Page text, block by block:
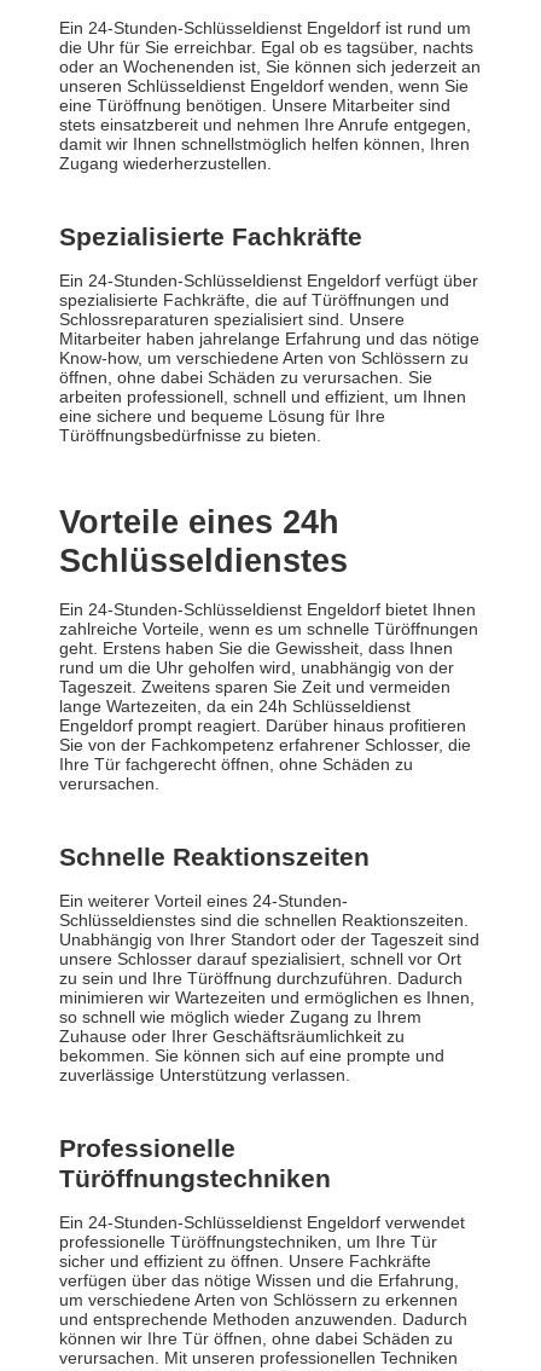
Ein 24-Stunden-Schlüsseldienst Engeldorf ist rund um
die Uhr für Sie erreichbar. Egal ob es tagsüber, nachts
oder an Wochenenden ist, Sie können sich jederzeit an
unseren Schlüsseldienst Engeldorf wenden, wenn Sie
eine Türöffnung benötigen. Unsere Mitarbeiter sind
stets einsatzbereit und nehmen Ihre Anrufe entgegen,
damit wir Ihnen schnellstmöglich helfen können, Ihren
Zugang wiederherzustellen.
Spezialisierte Fachkräfte
Ein 24-Stunden-Schlüsseldienst Engeldorf verfügt über
spezialisierte Fachkräfte, die auf Türöffnungen und
Schlossreparaturen spezialisiert sind. Unsere
Mitarbeiter haben jahrelange Erfahrung und das nötige
Know-how, um verschiedene Arten von Schlössern zu
öffnen, ohne dabei Schäden zu verursachen. Sie
arbeiten professionell, schnell und effizient, um Ihnen
eine sichere und bequeme Lösung für Ihre
Türöffnungsbedürfnisse zu bieten.
Vorteile eines 24h
Schlüsseldienstes
Ein 24-Stunden-Schlüsseldienst Engeldorf bietet Ihnen
zahlreiche Vorteile, wenn es um schnelle Türöffnungen
geht. Erstens haben Sie die Gewissheit, dass Ihnen
rund um die Uhr geholfen wird, unabhängig von der
Tageszeit. Zweitens sparen Sie Zeit und vermeiden
lange Wartezeiten, da ein 24h Schlüsseldienst
Engeldorf prompt reagiert. Darüber hinaus profitieren
Sie von der Fachkompetenz erfahrener Schlosser, die
Ihre Tür fachgerecht öffnen, ohne Schäden zu
verursachen.
Schnelle Reaktionszeiten
Ein weiterer Vorteil eines 24-Stunden-
Schlüsseldienstes sind die schnellen Reaktionszeiten.
Unabhängig von Ihrer Standort oder der Tageszeit sind
unsere Schlosser darauf spezialisiert, schnell vor Ort
zu sein und Ihre Türöffnung durchzuführen. Dadurch
minimieren wir Wartezeiten und ermöglichen es Ihnen,
so schnell wie möglich wieder Zugang zu Ihrem
Zuhause oder Ihrer Geschäftsräumlichkeit zu
bekommen. Sie können sich auf eine prompte und
zuverlässige Unterstützung verlassen.
Professionelle
Türöffnungstechniken
Ein 24-Stunden-Schlüsseldienst Engeldorf verwendet
professionelle Türöffnungstechniken, um Ihre Tür
sicher und effizient zu öffnen. Unsere Fachkräfte
verfügen über das nötige Wissen und die Erfahrung,
um verschiedene Arten von Schlössern zu erkennen
und entsprechende Methoden anzuwenden. Dadurch
können wir Ihre Tür öffnen, ohne dabei Schäden zu
verursachen. Mit unseren professionellen Techniken